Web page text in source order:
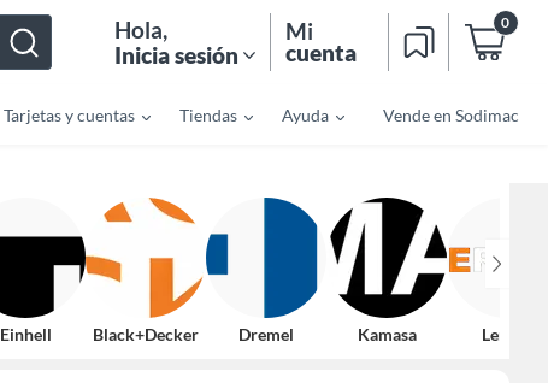
Hola,
Inicia sesión
Mi
cuenta
0
Tarjetas y cuentas Tiendas Ayuda Vende en Sodimac
Einhell Black+Decker Dremel Kamasa Lernen